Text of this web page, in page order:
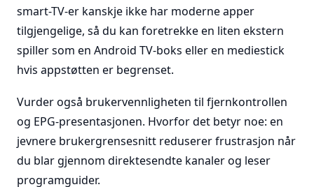
smart-TV-er kanskje ikke har moderne apper
tilgjengelige, så du kan foretrekke en liten ekstern
spiller som en Android TV-boks eller en mediestick
hvis appstøtten er begrenset.
Vurder også brukervennligheten til fjernkontrollen
og EPG-presentasjonen. Hvorfor det betyr noe: en
jevnere brukergrensesnitt reduserer frustrasjon når
du blar gjennom direktesendte kanaler og leser
programguider.